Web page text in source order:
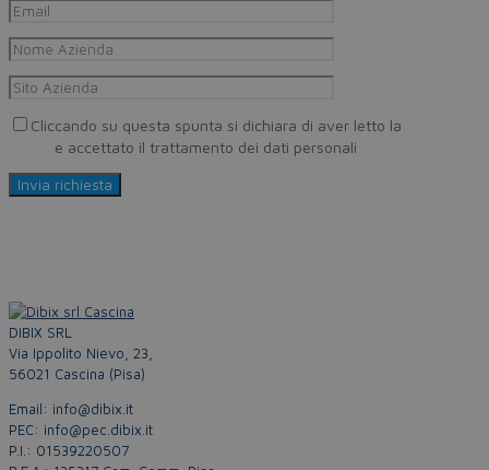
Cliccando su questa spunta si dichiara di aver letto la
e accettato il trattamento dei dati personali
DIBIX SRL
Via Ippolito Nievo, 23,
56021 Cascina (Pisa)
Email: info@dibix.it
PEC: info@pec.dibix.it
P.I.: 01539220507